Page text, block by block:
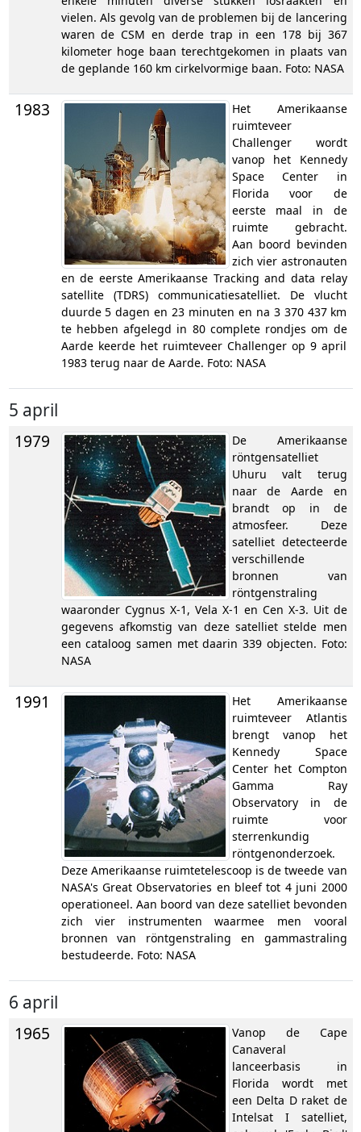
vielen. Als gevolg van de problemen bij de lancering
waren de CSM en derde trap in een 178 bij 367
kilometer hoge baan terechtgekomen in plaats van
de geplande 160 km cirkelvormige baan. Foto: NASA
1983
Het Amerikaanse
ruimteveer
Challenger wordt
vanop het Kennedy
Space Center in
Florida voor de
eerste maal in de
ruimte gebracht.
Aan boord bevinden
zich vier astronauten
en de eerste Amerikaanse Tracking and data relay
satellite (TDRS) communicatiesatelliet. De vlucht
duurde 5 dagen en 23 minuten en na 3 370 437 km
te hebben afgelegd in 80 complete rondjes om de
Aarde keerde het ruimteveer Challenger op 9 april
1983 terug naar de Aarde. Foto: NASA
5 april
1979
De Amerikaanse
röntgensatelliet
Uhuru valt terug
naar de Aarde en
brandt op in de
atmosfeer. Deze
satelliet detecteerde
verschillende
bronnen van
röntgenstraling
waaronder Cygnus X-1, Vela X-1 en Cen X-3. Uit de
gegevens afkomstig van deze satelliet stelde men
een cataloog samen met daarin 339 objecten. Foto:
NASA
1991
Het Amerikaanse
ruimteveer Atlantis
brengt vanop het
Kennedy Space
Center het Compton
Gamma Ray
Observatory in de
ruimte voor
sterrenkundig
röntgenonderzoek.
Deze Amerikaanse ruimtetelescoop is de tweede van
NASA's Great Observatories en bleef tot 4 juni 2000
operationeel. Aan boord van deze satelliet bevonden
zich vier instrumenten waarmee men vooral
bronnen van röntgenstraling en gammastraling
bestudeerde. Foto: NASA
6 april
1965
Vanop de Cape
Canaveral
lanceerbasis in
Florida wordt met
een Delta D raket de
Intelsat I satelliet,